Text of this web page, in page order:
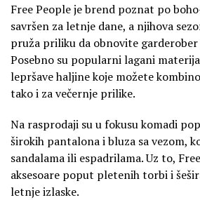
Free People je brend poznat po
savršen za letnje dane, a njihova
pruža priliku da obnovite garderober
Posebno su popularni lagani
lepršave haljine koje možete
tako i za večernje prilike.
Na rasprodaji su u fokusu komadi
širokih pantalona i bluza sa vezom,
sandalama ili espadrilama. Uz to,
aksesoare poput pletenih torbi i
letnje izlaske.